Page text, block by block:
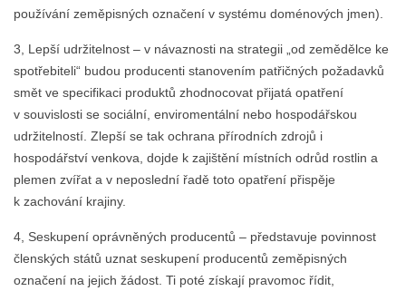
používání zeměpisných označení v systému doménových jmen).
3, Lepší udržitelnost – v návaznosti na strategii „od zemědělce ke
spotřebiteli“ budou producenti stanovením patřičných požadavků
smět ve specifikaci produktů zhodnocovat přijatá opatření
v souvislosti se sociální, enviromentální nebo hospodářskou
udržitelností. Zlepší se tak ochrana přírodních zdrojů i
hospodářství venkova, dojde k zajištění místních odrůd rostlin a
plemen zvířat a v neposlední řadě toto opatření přispěje
k zachování krajiny.
4, Seskupení oprávněných producentů – představuje povinnost
členských států uznat seskupení producentů zeměpisných
označení na jejich žádost. Ti poté získají pravomoc řídit,